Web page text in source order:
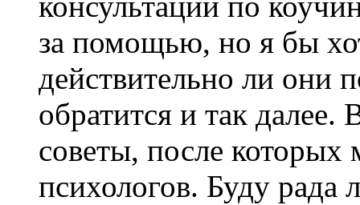
за помощью, но я бы
действительно ли они
обратится и так
советы, после
психологов. Буду